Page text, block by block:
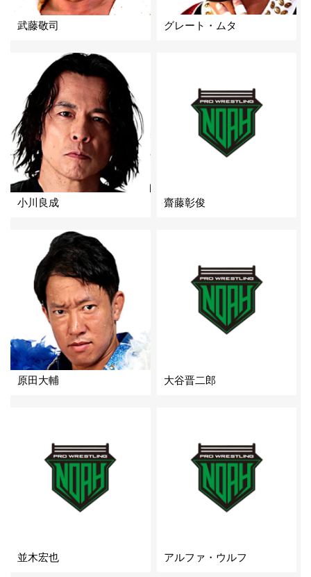
武藤敬司 グレート・ムタ
小川良成 齋藤彰俊
原田大輔 大谷晋二郎
並木宏也 アルファ・ウルフ